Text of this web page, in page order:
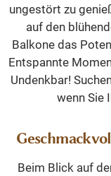
ungestört zu
auf den
Balkone das
Entspannte
Undenkbar!
wenn Sie
Beim Blick auf